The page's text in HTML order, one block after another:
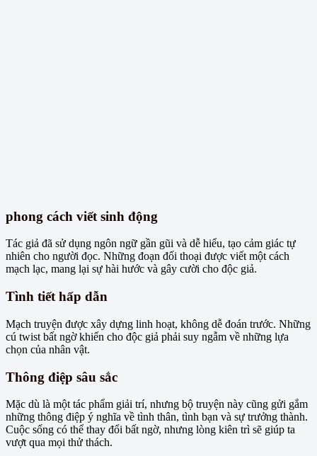
phong cách viết sinh động
Tác giả đã sử dụng ngôn ngữ gần gũi và dễ hiểu, tạo cảm giác tự
nhiên cho người đọc. Những đoạn đối thoại được viết một cách
mạch lạc, mang lại sự hài hước và gây cười cho độc giả.
Tình tiết hấp dẫn
Mạch truyện được xây dựng linh hoạt, không dễ đoán trước. Những
cú twist bất ngờ khiến cho độc giả phải suy ngẫm về những lựa
chọn của nhân vật.
Thông điệp sâu sắc
Mặc dù là một tác phẩm giải trí, nhưng bộ truyện này cũng gửi gắm
những thông điệp ý nghĩa về tình thân, tình bạn và sự trưởng thành.
Cuộc sống có thể thay đổi bất ngờ, nhưng lòng kiên trì sẽ giúp ta
vượt qua mọi thử thách.